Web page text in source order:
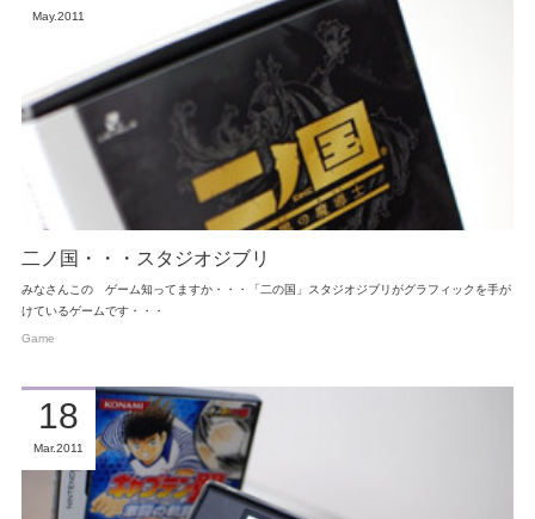
二ノ国・・・スタジオジブリ
みなさんこの ゲーム知ってますか・・・「二の国」スタジオジブリがグラフィックを手が
けているゲームです・・・
May 2011
Game
18
Mar 2011